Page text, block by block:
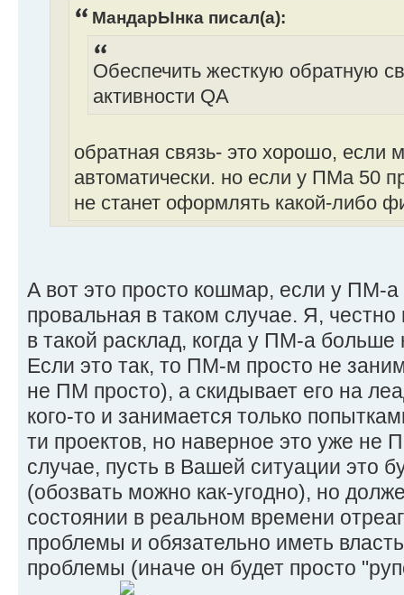
МандарЫнка писал(а):
Обеспечить жесткую обратную
активности QA
обратная связь- это хорошо, если
автоматически. но если у ПМа 50
не станет оформлять какой-либо
А вот это просто кошмар, если у ПМ-а
провальная в таком случае. Я, честно
в такой расклад, когда у ПМ-а больше
Если это так, то ПМ-м просто не
не ПМ просто), а скидывает его на
кого-то и занимается только
ти проектов, но наверное это уже
случае, пусть в Вашей ситуации это
(обозвать можно как-угодно), но
состоянии в реальном времени
проблемы и обязательно иметь
проблемы (иначе он будет просто